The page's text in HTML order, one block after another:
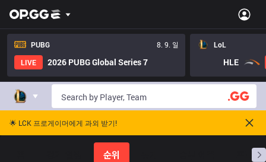
PUBG
8. 9. 일
LIVE
2026 PUBG Global Series 7
LoL
HLE
🌟 LCK 프로게이머에게 과외 받기!
순위 프로빌